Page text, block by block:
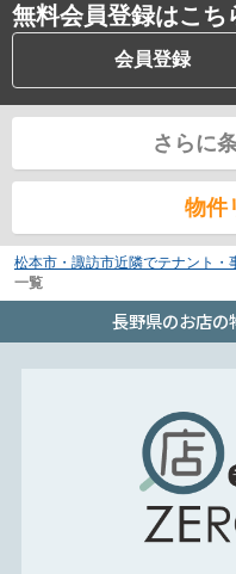
無料会員登録はこち
会員登録
さらに
物件
松本市・諏訪市近隣でテナント
一覧
長野県のお店の